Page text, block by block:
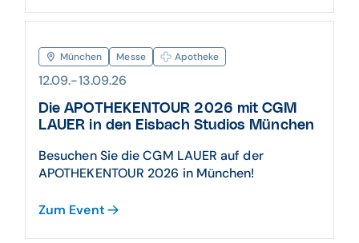
München Messe Apotheke
12.09.-13.09.26
Die APOTHEKENTOUR 2026 mit CGM
LAUER in den Eisbach Studios München
Besuchen Sie die CGM LAUER auf der
APOTHEKENTOUR 2026 in München!
Zum Event